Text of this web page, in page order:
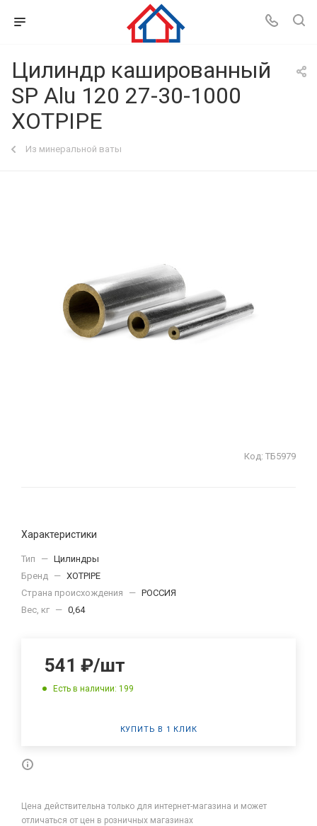
Цилиндр кашированный
SP Alu 120 27-30-1000
XOTPIPE
Из минеральной ваты
Код: ТБ5979
Характеристики
Тип — Цилиндры
Бренд — XOTPIPE
Страна происхождения
— РОССИЯ
Вес, кг — 0,64
541 ₽/шт
Есть в наличии: 199
КУПИТЬ В 1 КЛИК
Цена действительна только для интернет-магазина и может
отличаться от цен в розничных магазинах